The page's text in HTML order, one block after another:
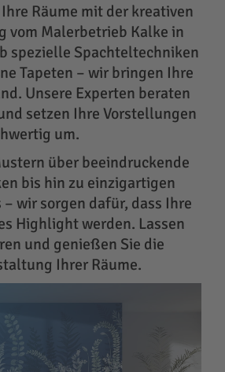
Räume mit der kreativen
vom Malerbetrieb Kalke in
spezielle Spachteltechniken
Tapeten – wir bringen Ihre
Unsere Experten beraten
setzen Ihre Vorstellungen
um.
über beeindruckende
bis hin zu einzigartigen
wir sorgen dafür, dass Ihre
Highlight werden. Lassen
und genießen Sie die
Ihrer Räume.